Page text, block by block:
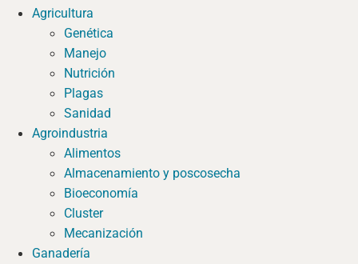
Agricultura
Genética
Manejo
Nutrición
Plagas
Sanidad
Agroindustria
Alimentos
Almacenamiento y poscosecha
Bioeconomía
Cluster
Mecanización
Ganadería